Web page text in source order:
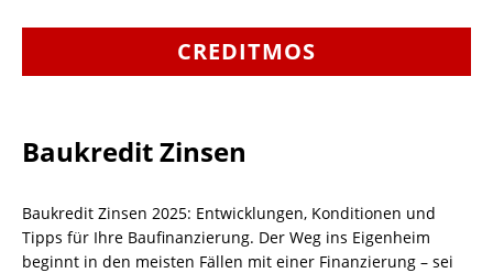
CREDITMOS
Baukredit Zinsen
Baukredit Zinsen 2025: Entwicklungen, Konditionen und
Tipps für Ihre Baufinanzierung. Der Weg ins Eigenheim
beginnt in den meisten Fällen mit einer Finanzierung – sei